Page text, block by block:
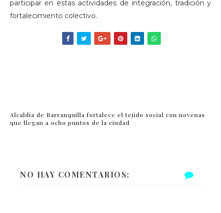
participar en estas actividades de integración, tradición y
fortalecimiento colectivo.
Alcaldía de Barranquilla fortalece el tejido social con novenas
que llegan a ocho puntos de la ciudad
NO HAY COMENTARIOS: